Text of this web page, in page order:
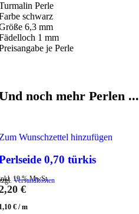
Perle
schwarz
6,3 mm
1 mm
je Perle
noch mehr Perlen ...
Wunschzettel hinzufügen
0,70 türkis
19 % MwSt.
Versandkosten
€
€ /m